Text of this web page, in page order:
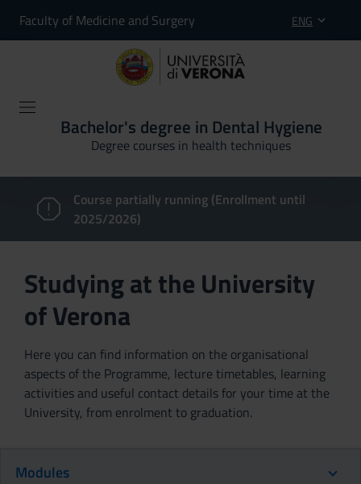
Faculty of Medicine and Surgery ENG
Bachelor's degree in Dental Hygiene
Degree courses in health techniques
Course partially running (Enrollment until
2025/2026)
Studying at the University
of Verona
Here you can find information on the organisational
aspects of the Programme, lecture timetables, learning
activities and useful contact details for your time at the
University, from enrolment to graduation.
Modules